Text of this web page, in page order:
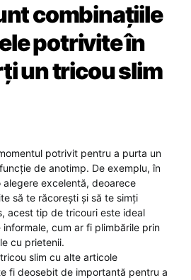
combinațiile
potrivite în
un tricou slim
potrivit pentru a purta un
de anotimp. De exemplu, în
excelentă, deoarece
să te răcorești și să te simți
acest tip de tricouri este ideal
informale, cum ar fi plimbările prin
cu prietenii.
slim cu alte articole
fi deosebit de importantă pentru a